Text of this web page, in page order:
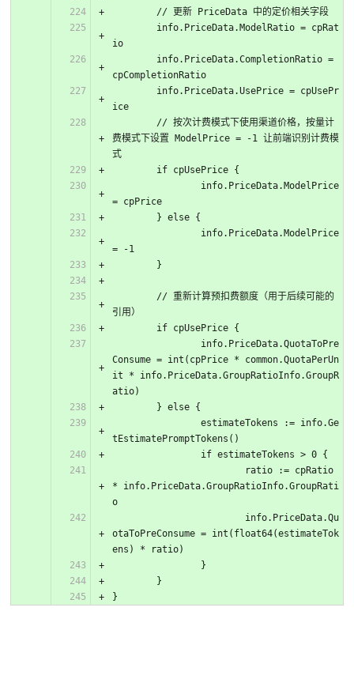
	// 更新 PriceData 中的定价相关字段
io
cpCompletionRatio
ice
费模式下设置 ModelPrice = -1 让前端识别计费模
式
	if cpUsePrice {
= cpPrice
	} else {
= -1
	}
引用）
	if cpUsePrice {
Consume = int(cpPrice * common.QuotaPerUn
it * info.PriceData.GroupRatioInfo.GroupR
atio)
	} else {
tEstimatePromptTokens()
		if estimateTokens > 0 {
* info.PriceData.GroupRatioInfo.GroupRati
o
otaToPreConsume = int(float64(estimateTok
ens) * ratio)
		}
	}
}